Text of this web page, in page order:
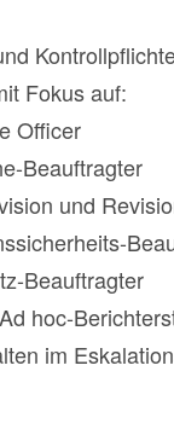
Fokus auf:
Officer
Beauftragter
und
Beauftragter
hoc-
im